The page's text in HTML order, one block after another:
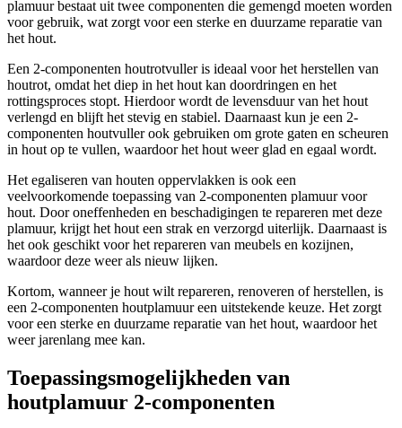
plamuur bestaat uit twee componenten die gemengd moeten worden
voor gebruik, wat zorgt voor een sterke en duurzame reparatie van
het hout.
Een 2-componenten houtrotvuller is ideaal voor het herstellen van
houtrot, omdat het diep in het hout kan doordringen en het
rottingsproces stopt. Hierdoor wordt de levensduur van het hout
verlengd en blijft het stevig en stabiel. Daarnaast kun je een 2-
componenten houtvuller ook gebruiken om grote gaten en scheuren
in hout op te vullen, waardoor het hout weer glad en egaal wordt.
Het egaliseren van houten oppervlakken is ook een
veelvoorkomende toepassing van 2-componenten plamuur voor
hout. Door oneffenheden en beschadigingen te repareren met deze
plamuur, krijgt het hout een strak en verzorgd uiterlijk. Daarnaast is
het ook geschikt voor het repareren van meubels en kozijnen,
waardoor deze weer als nieuw lijken.
Kortom, wanneer je hout wilt repareren, renoveren of herstellen, is
een 2-componenten houtplamuur een uitstekende keuze. Het zorgt
voor een sterke en duurzame reparatie van het hout, waardoor het
weer jarenlang mee kan.
Toepassingsmogelijkheden van
houtplamuur 2-componenten